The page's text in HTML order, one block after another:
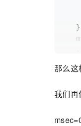
那么这
我们再